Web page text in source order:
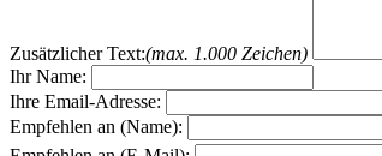
Zusätzlicher Text:(max. 1.000 Zeichen)
Ihr Name:
Ihre Email-Adresse:
Empfehlen an (Name):